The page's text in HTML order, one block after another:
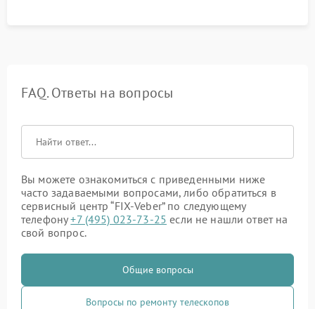
FAQ. Ответы на вопросы
Вы можете ознакомиться с приведенными ниже
часто задаваемыми вопросами, либо обратиться в
сервисный центр “FIX-Veber” по следующему
телефону+7 (495) 023-73-25 если не нашли ответ на
свой вопрос.
Общие вопросы
Вопросы по ремонту телескопов